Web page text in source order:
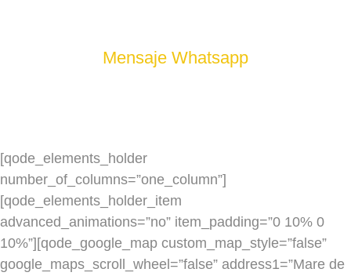
Mensaje Whatsapp
[qode_elements_holder
number_of_columns=”one_column”]
[qode_elements_holder_item
advanced_animations=”no” item_padding=”0 10% 0
10%”][qode_google_map custom_map_style=”false”
google_maps_scroll_wheel=”false” address1=”Mare de